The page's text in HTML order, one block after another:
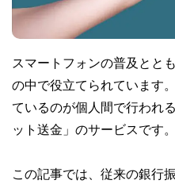
スマートフォンの普及とと
の中で役立てられています
ているのが個人間で行われ
ット送金」のサービスです。
この記事では、従来の銀行